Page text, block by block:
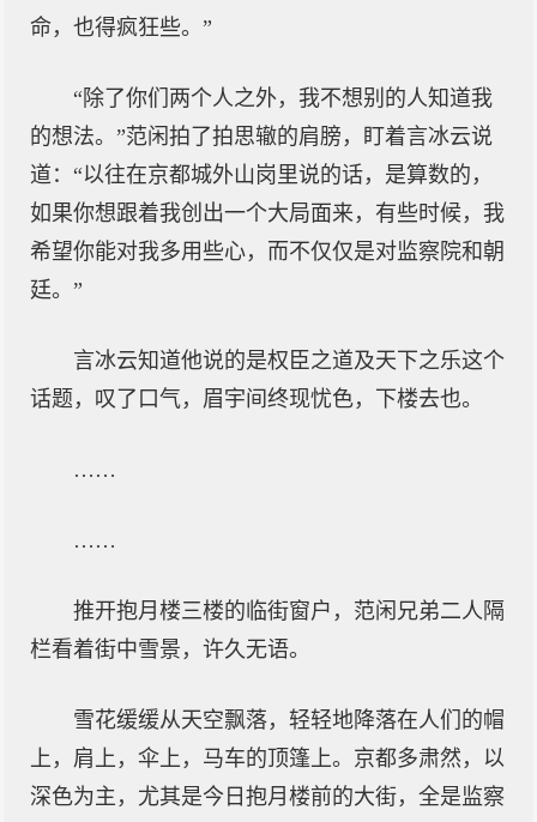
命，也得疯狂些。”
“除了你们两个人之外，我不想别的人知道我
的想法。”范闲拍了拍思辙的肩膀，盯着言冰云说
道：“以往在京都城外山岗里说的话，是算数的，
如果你想跟着我创出一个大局面来，有些时候，我
希望你能对我多用些心，而不仅仅是对监察院和朝
廷。”
言冰云知道他说的是权臣之道及天下之乐这个
话题，叹了口气，眉宇间终现忧色，下楼去也。
……
……
推开抱月楼三楼的临街窗户，范闲兄弟二人隔
栏看着街中雪景，许久无语。
雪花缓缓从天空飘落，轻轻地降落在人们的帽
上，肩上，伞上，马车的顶篷上。京都多肃然，以
深色为主，尤其是今日抱月楼前的大街，全是监察